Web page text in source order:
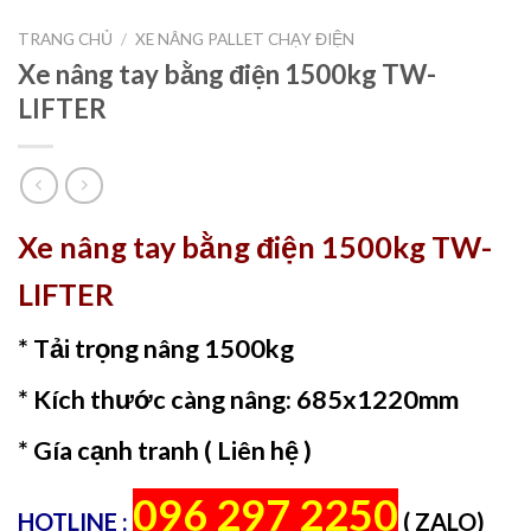
TRANG CHỦ / XE NÂNG PALLET CHẠY ĐIỆN
Xe nâng tay bằng điện 1500kg TW-
LIFTER
Xe nâng tay bằng điện 1500kg TW-
LIFTER
* Tải trọng nâng 1500kg
* Kích thước càng nâng: 685x1220mm
* Gía cạnh tranh ( Liên hệ )
HOTLINE : 096 297 2250 ( ZALO)